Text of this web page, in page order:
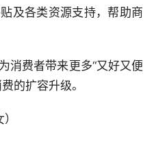
及各类资源支持，帮助商
消费者带来更多“又好又便
的扩容升级。